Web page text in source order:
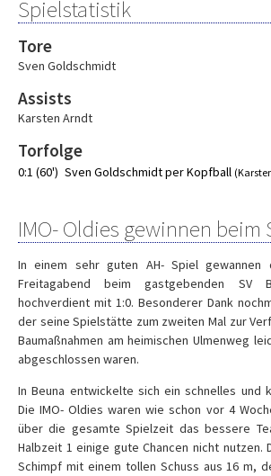
Spielstatistik
Tore
Sven Goldschmidt
Assists
Karsten Arndt
Torfolge
0:1 (60') Sven Goldschmidt per Kopfball
IMO- Oldies gewinnen beim
In einem sehr guten AH- Spiel gewannen
Freitagabend beim gastgebenden SV
hochverdient mit 1:0. Besonderer Dank
der seine Spielstätte zum zweiten Mal zur
Baumaßnahmen am heimischen Ulmenweg
abgeschlossen waren.
In Beuna entwickelte sich ein schnelles und
Die IMO- Oldies waren wie schon vor 4
über die gesamte Spielzeit das bessere
Halbzeit 1 einige gute Chancen nicht nutzen.
Schimpf mit einem tollen Schuss aus 16 m,